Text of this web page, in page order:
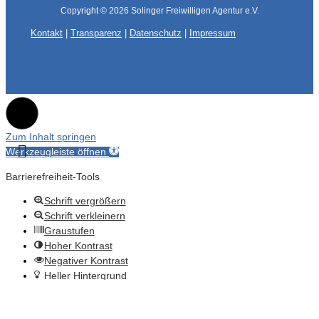
Copyright © 2026 Solinger Freiwilligen Agentur e.V.
Kontakt Transparenz Datenschutz Impressum
Zum Inhalt springen
Werkzeugleiste öffnen
Barrierefreiheit-Tools
Schrift vergrößern
Schrift verkleinern
Graustufen
Hoher Kontrast
Negativer Kontrast
Heller Hintergrund